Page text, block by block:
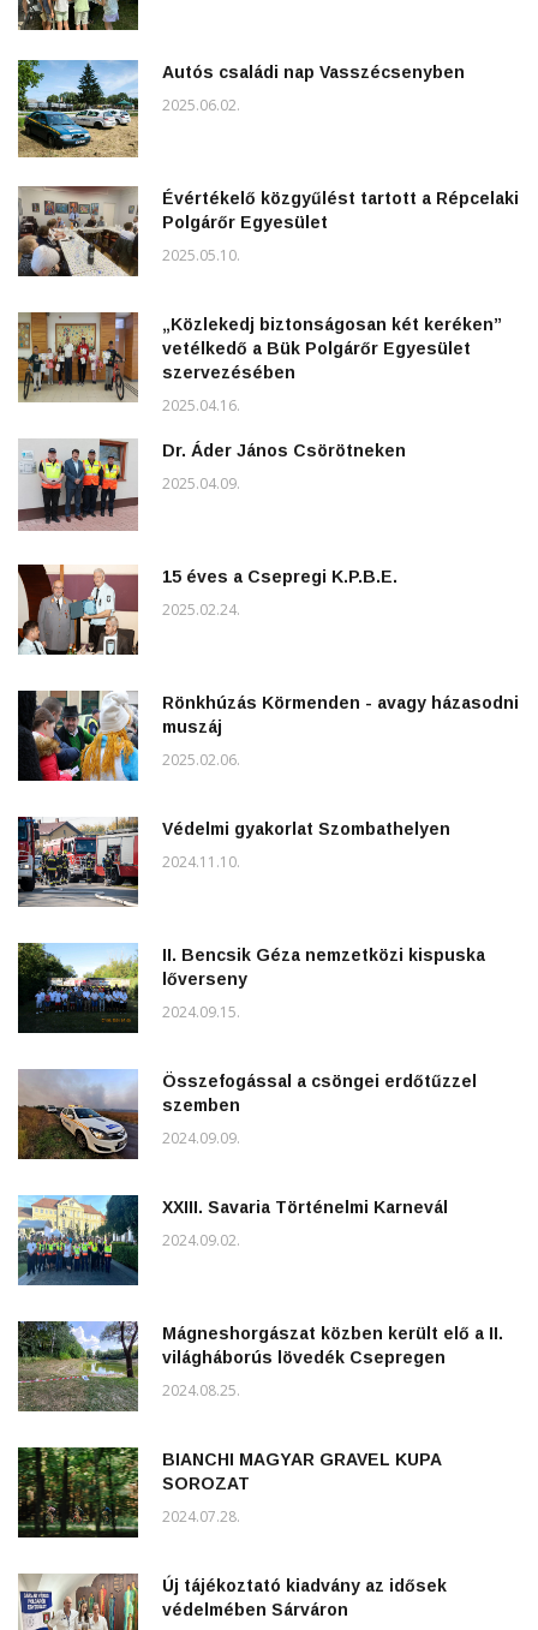
Autós családi nap Vasszécsenyben
2025.06.02.
Évértékelő közgyűlést tartott a Répcelaki
Polgárőr Egyesület
2025.05.10.
„Közlekedj biztonságosan két keréken”
vetélkedő a Bük Polgárőr Egyesület
szervezésében
2025.04.16.
Dr. Áder János Csörötneken
2025.04.09.
15 éves a Csepregi K.P.B.E.
2025.02.24.
Rönkhúzás Körmenden - avagy házasodni
muszáj
2025.02.06.
Védelmi gyakorlat Szombathelyen
2024.11.10.
II. Bencsik Géza nemzetközi kispuska
lőverseny
2024.09.15.
Összefogással a csöngei erdőtűzzel
szemben
2024.09.09.
XXIII. Savaria Történelmi Karnevál
2024.09.02.
Mágneshorgászat közben került elő a II.
világháborús lövedék Csepregen
2024.08.25.
BIANCHI MAGYAR GRAVEL KUPA
SOROZAT
2024.07.28.
Új tájékoztató kiadvány az idősek
védelmében Sárváron